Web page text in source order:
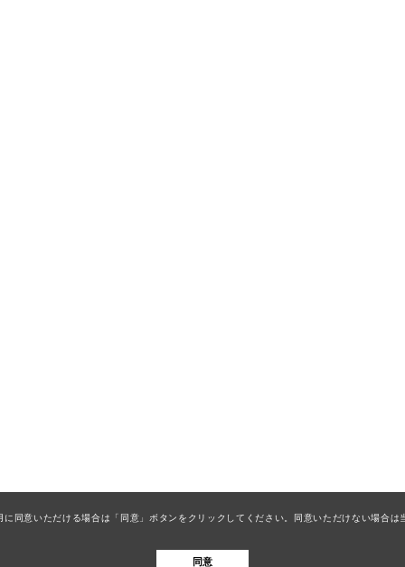
意いただける場合は「同意」ボタンをクリックしてください。同意いただけない場合
同意